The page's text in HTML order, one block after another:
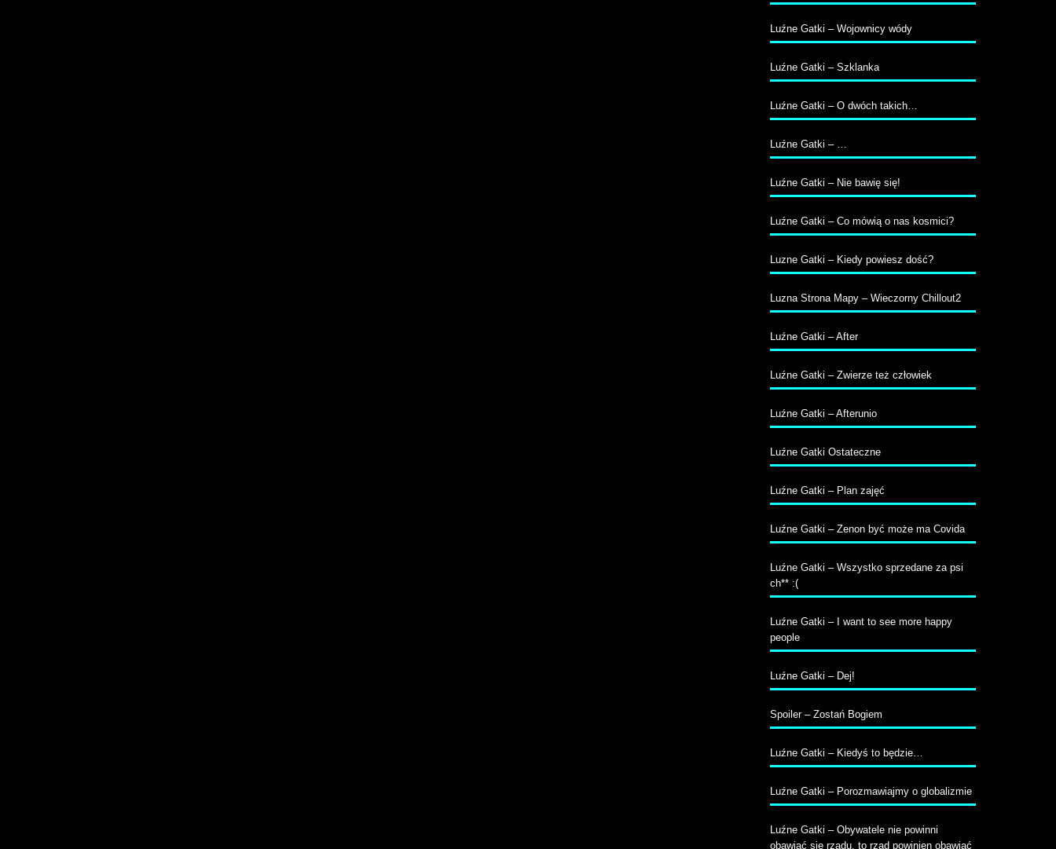
Luźne Gatki – Wojownicy wódy
Luźne Gatki – Szklanka
Luźne Gatki – O dwóch takich…
Luźne Gatki – …
Luźne Gatki – Nie bawię się!
Luźne Gatki – Co mówią o nas kosmici?
Luzne Gatki – Kiedy powiesz dość?
Luzna Strona Mapy – Wieczorny Chillout2
Luźne Gatki – After
Luźne Gatki – Zwierze też człowiek
Luźne Gatki – Afterunio
Luźne Gatki Ostateczne
Luźne Gatki – Plan zajęć
Luźne Gatki – Zenon być może ma Covida
Luźne Gatki – Wszystko sprzedane za psi
ch** :(
Luźne Gatki – I want to see more happy
people
Luźne Gatki – Dej!
Spoiler – Zostań Bogiem
Luźne Gatki – Kiedyś to będzie…
Luźne Gatki – Porozmawiajmy o globalizmie
Luźne Gatki – Obywatele nie powinni
obawiać się rządu, to rząd powinien obawiać